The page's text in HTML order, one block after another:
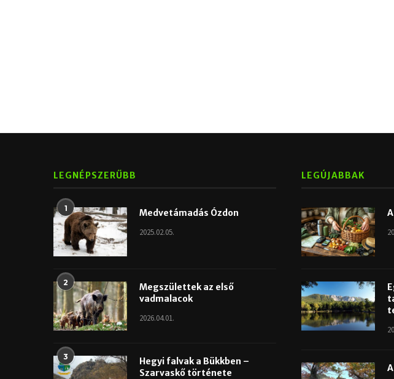
LEGNÉPSZERŰBB
1 Medvetámadás Ózdon
2025.02.05.
2
Megszülettek az első
vadmalacok
2026.04.01.
3
Hegyi falvak a Bükkben –
Szarvaskő története
LEGÚJABBAK